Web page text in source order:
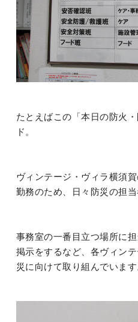
たとえばこの「本日の防火
ド。
ヴィンテージ・ヴィラ横須
勤務のため、日々防災の担当
事務室の一番目立つ場所に
掲示をするなど、各ヴィン
災に向けて取り組んでいます